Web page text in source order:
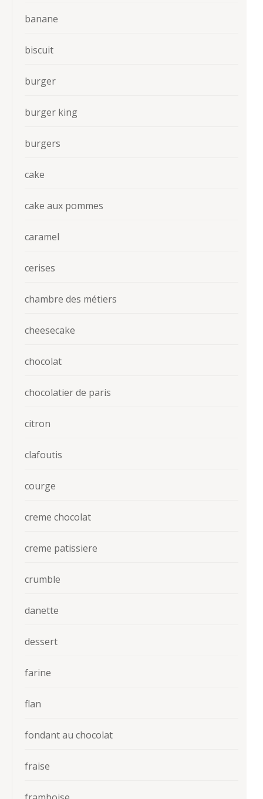
banane
biscuit
burger
burger king
burgers
cake
cake aux pommes
caramel
cerises
chambre des métiers
cheesecake
chocolat
chocolatier de paris
citron
clafoutis
courge
creme chocolat
creme patissiere
crumble
danette
dessert
farine
flan
fondant au chocolat
fraise